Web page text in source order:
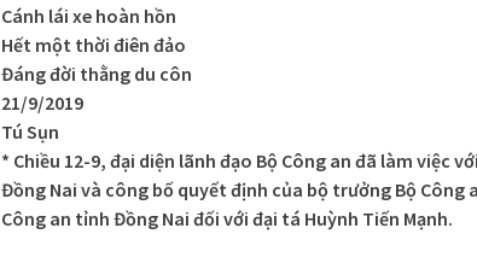
Cánh lái xe hoàn hồn
Hết một thời điên đảo
Đáng đời thằng du côn
21/9/2019
Tú Sụn
* Chiều 12-9, đại diện lãnh đạo Bộ Công an đã làm việc
Đồng Nai và công bố quyết định của bộ trưởng Bộ Công
Công an tỉnh Đồng Nai đối với đại tá Huỳnh Tiến Mạnh.